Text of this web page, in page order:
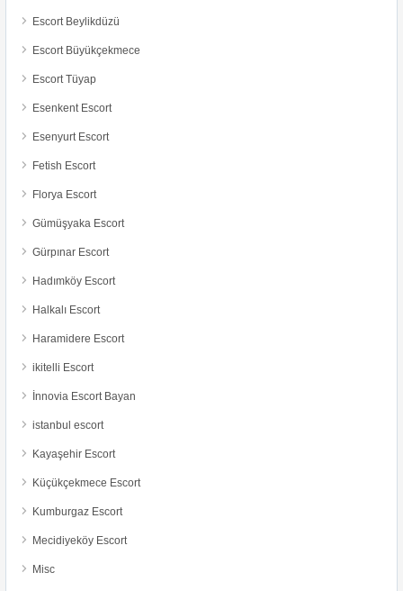
Escort Beylikdüzü
Escort Büyükçekmece
Escort Tüyap
Esenkent Escort
Esenyurt Escort
Fetish Escort
Florya Escort
Gümüşyaka Escort
Gürpınar Escort
Hadımköy Escort
Halkalı Escort
Haramidere Escort
ikitelli Escort
İnnovia Escort Bayan
istanbul escort
Kayaşehir Escort
Küçükçekmece Escort
Kumburgaz Escort
Mecidiyeköy Escort
Misc